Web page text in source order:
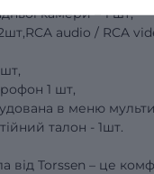
камери – 1 шт,
audio / RCA
1 шт,
в меню
талон - 1шт.
від Torssen – це